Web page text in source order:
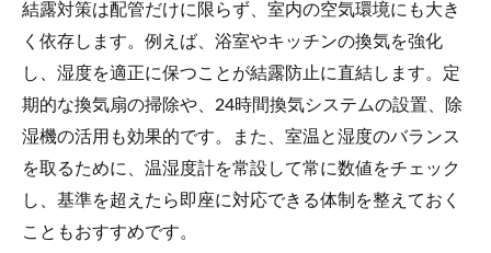
結露対策は配管だけに限らず、室内の空気環境にも大き
く依存します。例えば、浴室やキッチンの換気を強化
し、湿度を適正に保つことが結露防止に直結します。定
期的な換気扇の掃除や、24時間換気システムの設置、除
湿機の活用も効果的です。また、室温と湿度のバランス
を取るために、温湿度計を常設して常に数値をチェック
し、基準を超えたら即座に対応できる体制を整えておく
こともおすすめです。